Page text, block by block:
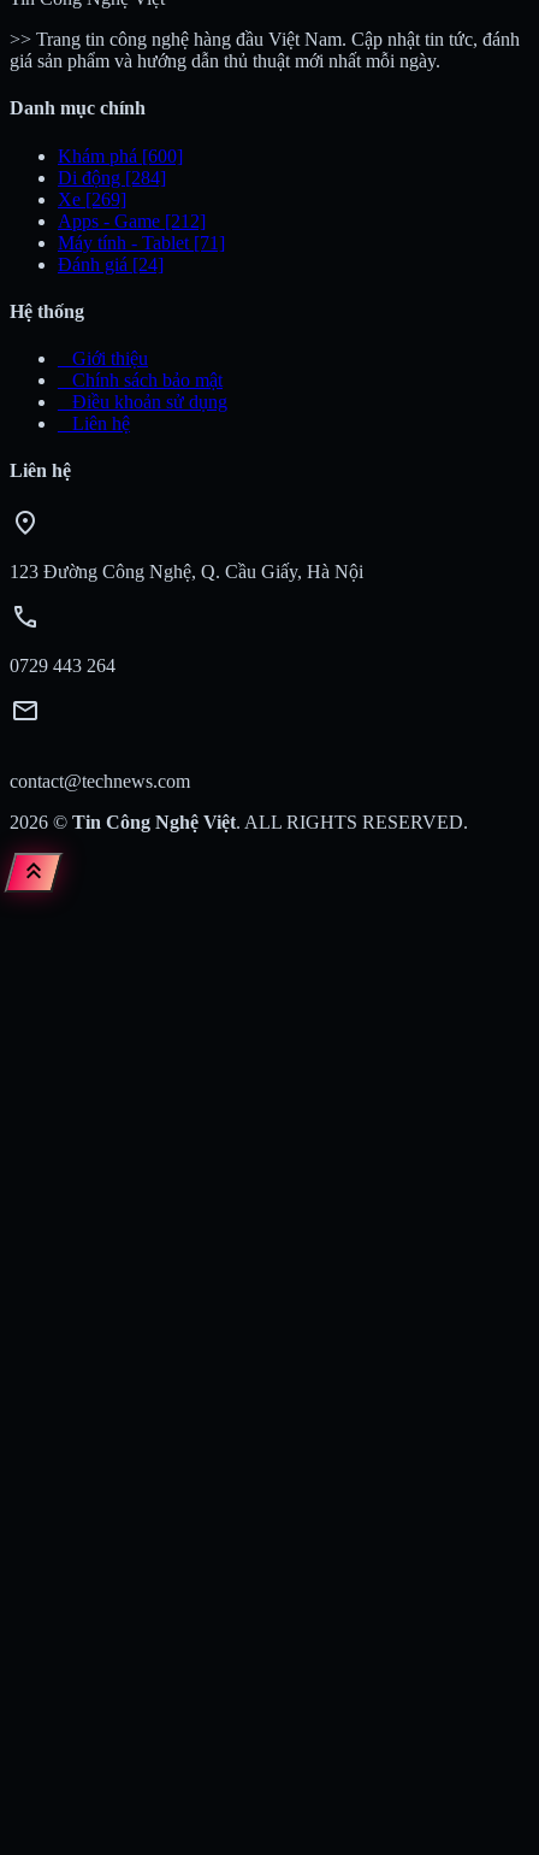
>> Trang tin công nghệ hàng đầu Việt Nam. Cập nhật tin tức, đánh
giá sản phẩm và hướng dẫn thủ thuật mới nhất mỗi ngày.
Danh mục chính
Khám phá [600]
Di động [284]
Xe [269]
Apps - Game [212]
Máy tính - Tablet [71]
Đánh giá [24]
Hệ thống
Giới thiệu
Chính sách bảo mật
Điều khoản sử dụng
Liên hệ
Liên hệ
location_on
123 Đường Công Nghệ, Q. Cầu Giấy, Hà Nội
call
0729 443 264
mail
contact@technews.com
2026 © Tin Công Nghệ Việt. ALL RIGHTS RESERVED.
keyboard_double_arrow_up